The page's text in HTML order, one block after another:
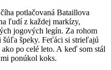
potlačovaná Bataillova
ľudí z každej markízy,
jogových legín. Za rohom
šúľa špeky. Feťáci si strieľajú
po celé leto. A keď som stál
ponúkol koks.